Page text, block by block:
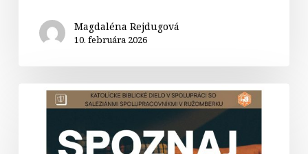
Magdaléna Rejdugová
10. februára 2026
Spoznaj
Bibliu